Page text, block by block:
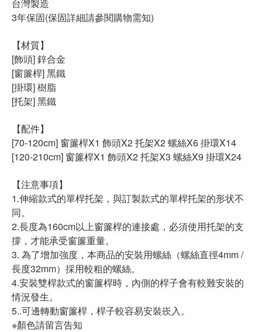
台灣製造
3年保固(保固詳細請參閱購物需知)
【材質】
[飾頭] 鋅合金
[窗簾桿] 黑鐵
[掛環] 樹脂
[托架] 黑鐵
【配件】
[70-120cm] 窗簾桿X1 飾頭X2 托架X2 螺絲X6 掛環X14
[120-210cm] 窗簾桿X1 飾頭X2 托架X3 螺絲X9 掛環X24
【注意事項】
1.伸縮款式的單桿托架，與訂製款式的單桿托架的形状不
同。
2.長度為160cm以上窗簾桿的連接處，必須使用托架的支
撐，才能承受窗簾重量。
3. 為了增加強度，本商品的安裝用螺絲（螺絲直徑4mm /
長度32mm）採用較粗的螺絲。
4.安裝雙桿款式的窗簾桿時，內側的桿子會有較難安裝的
情況發生。
5..可邊轉動窗簾桿，桿子較容易安裝崁入。
※顏色請留言告知